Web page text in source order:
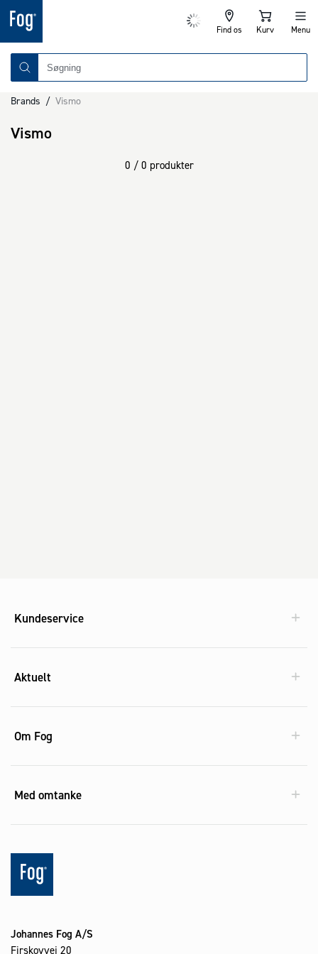
Find os Kurv Menu
Brands / Vismo
Vismo
0 / 0 produkter
Kundeservice
Aktuelt
Om Fog
Med omtanke
Johannes Fog A/S
Firskovvej 20